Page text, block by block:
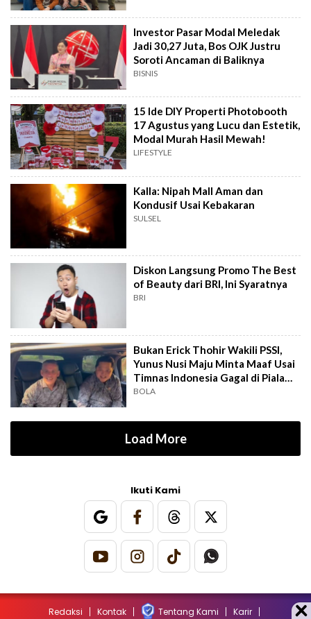
Investor Pasar Modal Meledak
Jadi 30,27 Juta, Bos OJK Justru
Soroti Ancaman di Baliknya
BISNIS
15 Ide DIY Properti Photobooth
17 Agustus yang Lucu dan Estetik,
Modal Murah Hasil Mewah!
LIFESTYLE
Kalla: Nipah Mall Aman dan
Kondusif Usai Kebakaran
SULSEL
Diskon Langsung Promo The Best
of Beauty dari BRI, Ini Syaratnya
BRI
Bukan Erick Thohir Wakili PSSI,
Yunus Nusi Maju Minta Maaf Usai
Timnas Indonesia Gagal di Piala
AFF
BOLA
Load More
Ikuti Kami
Redaksi Kontak Tentang Kami Karir